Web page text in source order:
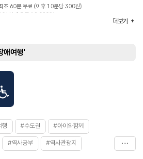
초 60분 무료 (이후 10분당 300원)
일 최대 요금 10,000원
더보기
애여행'
행 #수도권 #아이와함께
#역사공부 #역사관광지